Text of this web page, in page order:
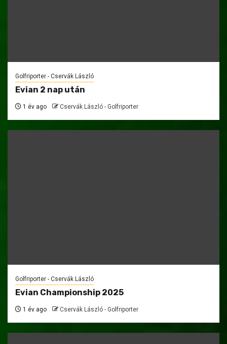
Golfriporter - Cservák László
Evian 2 nap után
1 év ago Cservák László - Golfriporter
Golfriporter - Cservák László
Evian Championship 2025
1 év ago Cservák László - Golfriporter